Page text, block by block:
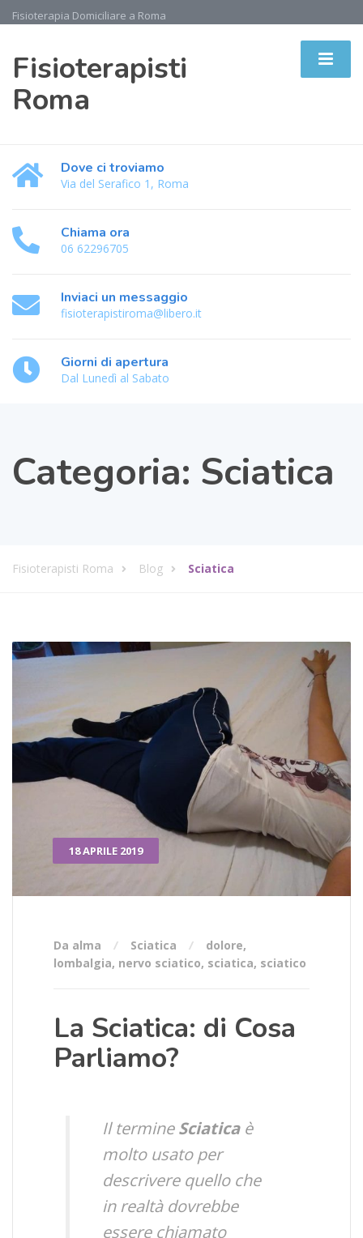
Fisioterapia Domiciliare a Roma
Fisioterapisti
Roma
Dove ci troviamo
Via del Serafico 1, Roma
Chiama ora
06 62296705
Inviaci un messaggio
fisioterapistiroma@libero.it
Giorni di apertura
Dal Lunedì al Sabato
Categoria: Sciatica
Fisioterapisti Roma Blog Sciatica
18 APRILE 2019
Da alma Sciatica dolore,
lombalgia, nervo sciatico, sciatica, sciatico
La Sciatica: di Cosa
Parliamo?
Il termineSciaticaè
molto usato per
descrivere quello che
in realtà dovrebbe
essere chiamato